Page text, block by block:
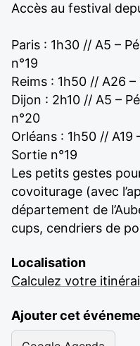
Accès au festival
Paris : 1h30 // A5 –
n°19
Reims : 1h50 // A26
Dijon : 2h10 // A5 –
n°20
Orléans : 1h50 // A19
Sortie n°19
Les petits gestes
covoiturage (avec
département de
cups, cendriers de
Localisation
Calculez votre
Ajouter cet